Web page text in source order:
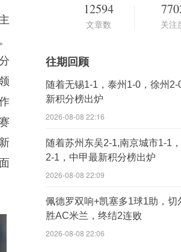
12594
文章数 关注
往期回顾
随着无锡1-1，泰州1-0，徐州2-
新积分榜出炉
2026-08-08 22:16
随着苏州东吴2-1,南京城市1-1
2-1，中甲最新积分榜出炉
2026-08-08 22:09
佩德罗双响+凯塞多1球1助，切
胜AC米兰，终结2连败
2026-08-08 22:06